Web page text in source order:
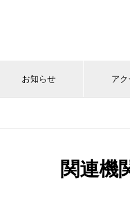
お知らせ アク
関連機